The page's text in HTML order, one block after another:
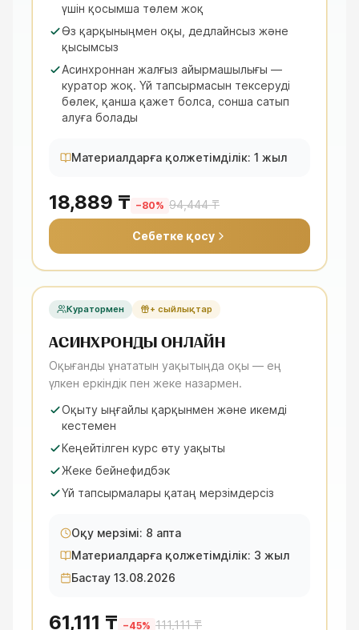
үшін қосымша төлем жоқ
Өз қарқыныңмен оқы, дедлайнсыз және
қысымсыз
Асинхроннан жалғыз айырмашылығы —
куратор жоқ. Үй тапсырмасын тексеруді
бөлек, қанша қажет болса, сонша сатып
алуға болады
Материалдарға қолжетімділік: 1 жыл
18,889 ₸ −80% 94,444 ₸
Себетке қосу
Куратормен + сыйлықтар
АСИНХРОНДЫ ОНЛАЙН
Оқығанды ұнататын уақытыңда оқы — ең
үлкен еркіндік пен жеке назармен.
Оқыту ыңғайлы қарқынмен және икемді
кестемен
Кеңейтілген курс өту уақыты
Жеке бейнефидбэк
Үй тапсырмалары қатаң мерзімдерсіз
Оқу мерзімі: 8 апта
Материалдарға қолжетімділік: 3 жыл
Бастау 13.08.2026
61,111 ₸ −45% 111,111 ₸